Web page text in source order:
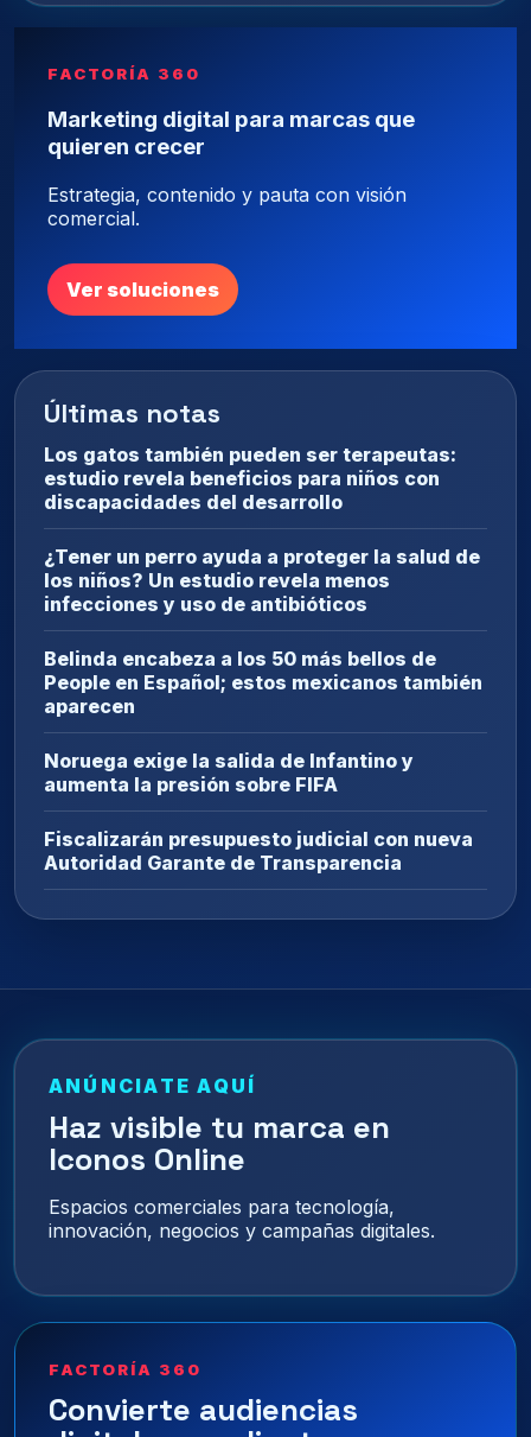
FACTORÍA 360
Marketing digital para marcas que
quieren crecer
Estrategia, contenido y pauta con visión
comercial.
Ver soluciones
Últimas notas
Los gatos también pueden ser terapeutas:
estudio revela beneficios para niños con
discapacidades del desarrollo
¿Tener un perro ayuda a proteger la salud de
los niños? Un estudio revela menos
infecciones y uso de antibióticos
Belinda encabeza a los 50 más bellos de
People en Español; estos mexicanos también
aparecen
Noruega exige la salida de Infantino y
aumenta la presión sobre FIFA
Fiscalizarán presupuesto judicial con nueva
Autoridad Garante de Transparencia
ANÚNCIATE AQUÍ
Haz visible tu marca en
Iconos Online
Espacios comerciales para tecnología,
innovación, negocios y campañas digitales.
FACTORÍA 360
Convierte audiencias